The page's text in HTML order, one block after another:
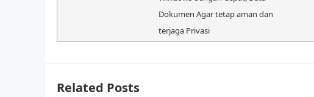
Dokumen Agar tetap aman dan
terjaga Privasi
Related Posts